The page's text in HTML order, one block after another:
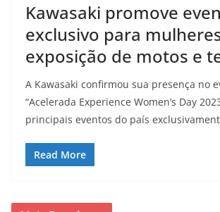
Kawasaki promove
exclusivo para
exposição de motos e
A Kawasaki confirmou sua presença no
“Acelerada Experience Women’s Day
principais eventos do país
Read More